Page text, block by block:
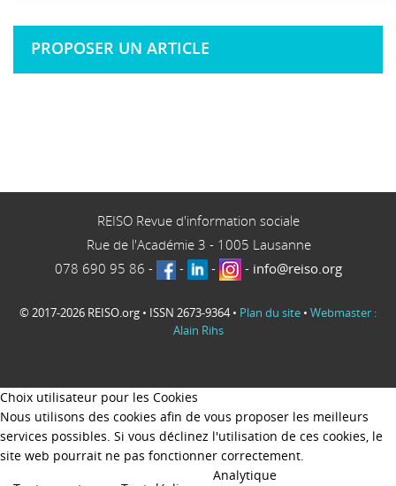
PROPOSER UN ARTICLE
REISO Revue d'information sociale
Rue de l'Académie 3 - 1005 Lausanne
078 690 95 86 - - - - info@reiso.org
© 2017-2026 REISO.org • ISSN 2673-9364 • Plan du site • Webmaster :
Alain Rihs
Choix utilisateur pour les Cookies
Nous utilisons des cookies afin de vous proposer les meilleurs
services possibles. Si vous déclinez l'utilisation de ces cookies, le
site web pourrait ne pas fonctionner correctement.
Analytique